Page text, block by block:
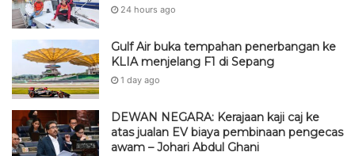
24 hours ago
Gulf Air buka tempahan penerbangan ke
KLIA menjelang F1 di Sepang
1 day ago
DEWAN NEGARA: Kerajaan kaji caj ke
atas jualan EV biaya pembinaan pengecas
awam – Johari Abdul Ghani